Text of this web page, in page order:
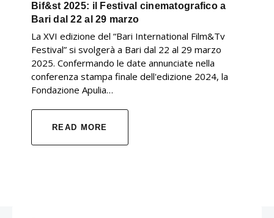
Bif&st 2025: il Festival cinematografico a
Bari dal 22 al 29 marzo
La XVI edizione del “Bari International Film&Tv
Festival” si svolgerà a Bari dal 22 al 29 marzo
2025. Confermando le date annunciate nella
conferenza stampa finale dell'edizione 2024, la
Fondazione Apulia…
READ MORE